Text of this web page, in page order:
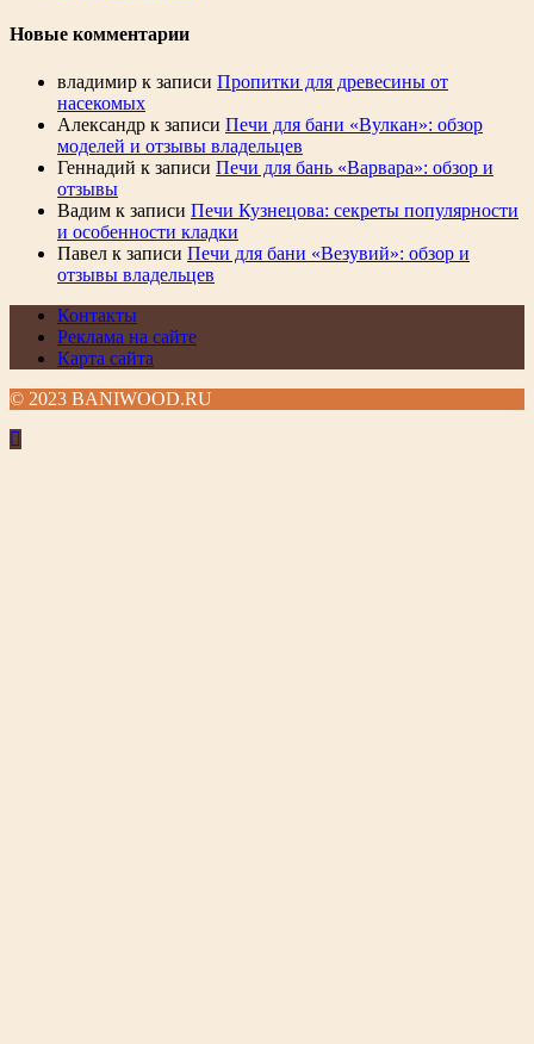
Новые комментарии
владимир к записи Пропитки для древесины от
насекомых
Александр к записи Печи для бани «Вулкан»: обзор
моделей и отзывы владельцев
Геннадий к записи Печи для бань «Варвара»: обзор и
отзывы
Вадим к записи Печи Кузнецова: секреты популярности
и особенности кладки
Павел к записи Печи для бани «Везувий»: обзор и
отзывы владельцев
Контакты
Реклама на сайте
Карта сайта
© 2023 BANIWOOD.RU